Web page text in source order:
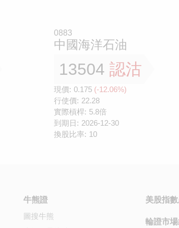
0883
中國海洋石油
13504 認沽
現價: 0.175 (-12.06%)
行使價: 22.28
實際槓桿: 5.8倍
到期日: 2026-12-30
換股比率: 10
牛熊證
圖搜牛熊
美股指
輪證市